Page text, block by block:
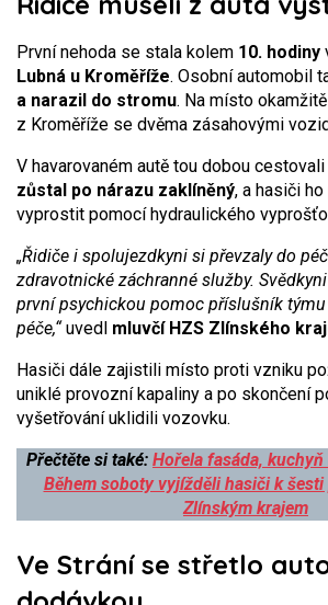
První nehoda se stala kolem 10. hodiny
Lubná u Kroměříže. Osobní automobil
a narazil do stromu. Na místo
z Kroměříže se dvěma zásahovými
V havarovaném autě tou dobou cestovali
zůstal po nárazu zaklíněný, a hasiči
vyprostit pomocí hydraulického
„Řidiče i spolujezdkyni si převzaly do
zdravotnické záchranné služby.
první psychickou pomoc příslušník
péče,“uvedl mluvčí HZS Zlínského
Hasiči dále zajistili místo proti vzniku
uniklé provozní kapaliny a po skončení
vyšetřování uklidili vozovku.
Přečtěte si také: Hořela fasáda,
Během soboty vyjížděli hasiči k
Zlínským krajem
Ve Strání se střetlo